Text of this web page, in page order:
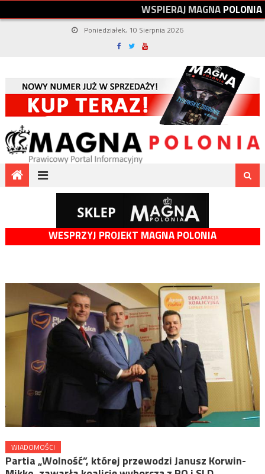
WSPIERAJMAGNAPOLONIA
Poniedziałek, 10 Sierpnia 2026
WESPRZYJ PROJEKT MAGNA POLONIA
WIADOMOŚCI
Partia „Wolność”, której przewodzi Janusz Korwin-